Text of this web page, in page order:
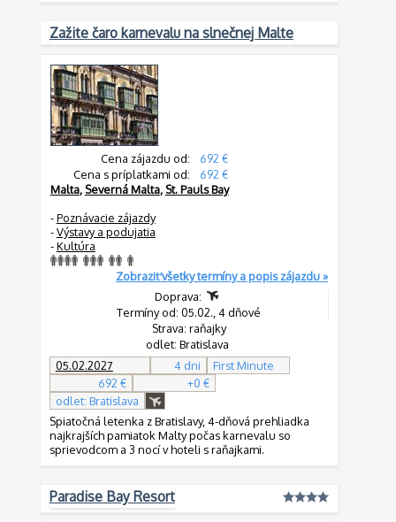
Zažite čaro karnevalu na slnečnej Malte
Cena zájazdu od:
692 €
Cena s príplatkami od:
692 €
Malta, Severná Malta, St. Pauls Bay
-Poznávacie zájazdy
-Výstavy a podujatia
-Kultúra
Zobraziť všetky termíny a popis zájazdu »
Doprava:
Termíny od: 05.02., 4 dňové
Strava: raňajky
odlet: Bratislava
05.02.2027
4 dni
First Minute
692 €
+0 €
odlet: Bratislava
Spiatočná letenka z Bratislavy, 4-dňová prehliadka
najkrajších pamiatok Malty počas karnevalu so
sprievodcom a 3 nocí v hoteli s raňajkami.
Paradise Bay Resort